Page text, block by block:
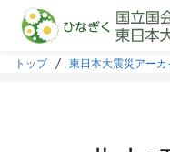
本文に飛ぶ
トップ 東日本大震災アーカ